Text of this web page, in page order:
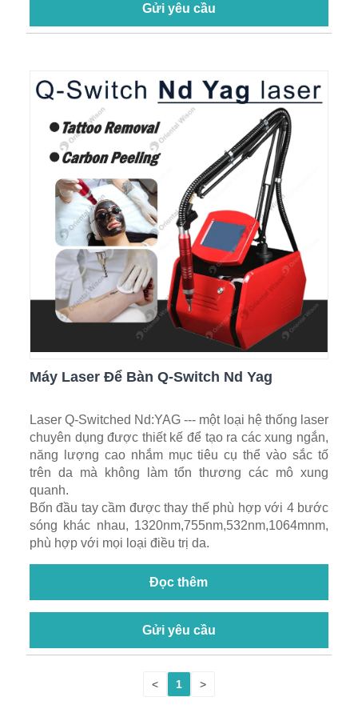
Gửi yêu cầu
Máy Laser Để Bàn Q-Switch Nd Yag
Laser Q-Switched Nd:YAG --- một loại hệ thống laser
chuyên dụng được thiết kế để tạo ra các xung ngắn,
năng lượng cao nhắm mục tiêu cụ thể vào sắc tố
trên da mà không làm tổn thương các mô xung
quanh.
Bốn đầu tay cầm được thay thế phù hợp với 4 bước
sóng khác nhau, 1320nm,755nm,532nm,1064mnm,
phù hợp với mọi loại điều trị da.
Đọc thêm
Gửi yêu cầu
< 1 >